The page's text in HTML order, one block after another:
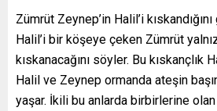
Zümrüt Zeynep’in Halil’i
Halil’i bir köşeye çeken Zümrüt
kıskanacağını söyler. Bu kıskançlık
Halil ve Zeynep ormanda ateşin
yaşar. İkili bu anlarda birbirlerine olan